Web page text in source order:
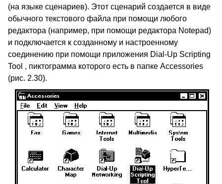
(на языке сценариев). Этот сценарий создается в виде
обычного текстового файла при помощи любого
редактора (например, при помощи редактора Notepad)
и подключается к созданному и настроенному
соединению при помощи приложения Dial-Up Scripting
Tool , пиктограмма которого есть в папке Accessories
(рис. 2.30).